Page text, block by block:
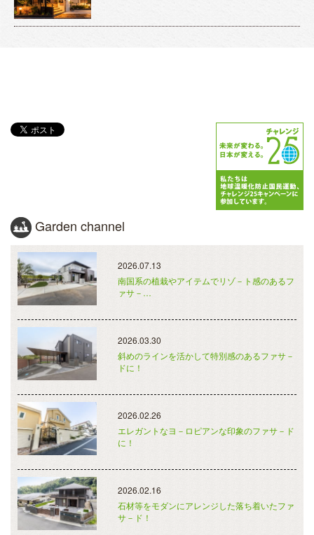
Garden channel
2026.07.13
南国系の植栽やアイテムでリゾ－ト感のあるフ
ァサ－…
2026.03.30
斜めのラインを活かして特別感のあるファサ－
ドに！
2026.02.26
エレガントなヨ－ロピアンな印象のファサ－ド
に！
2026.02.16
石材等をモダンにアレンジした落ち着いたファ
サ－ド！